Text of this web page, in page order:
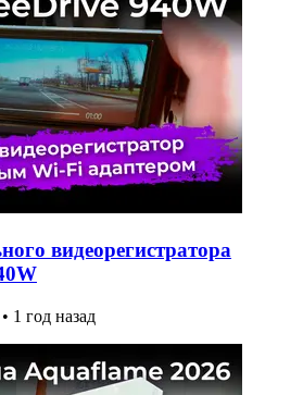
видеорегистратора
• 1 год назад